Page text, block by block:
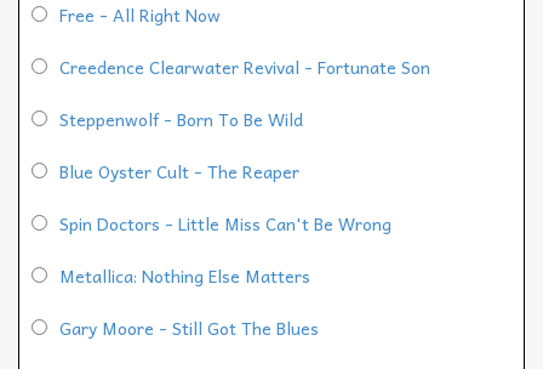
Free - All Right Now
Creedence Clearwater Revival - Fortunate Son
Steppenwolf - Born To Be Wild
Blue Oyster Cult - The Reaper
Spin Doctors - Little Miss Can't Be Wrong
Metallica: Nothing Else Matters
Gary Moore - Still Got The Blues